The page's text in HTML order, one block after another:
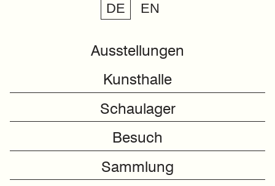
DE EN
Ausstellungen
Kunsthalle
Schaulager
Besuch
Sammlung